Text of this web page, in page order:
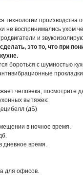
производства
не воспринимались ухом
и
это то, что при
бороться с шумностью
человека, посмотрите
вытяжек:
(дБ)
в ночное время.
время.
для офисов.